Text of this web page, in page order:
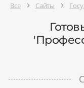
Все Сайты